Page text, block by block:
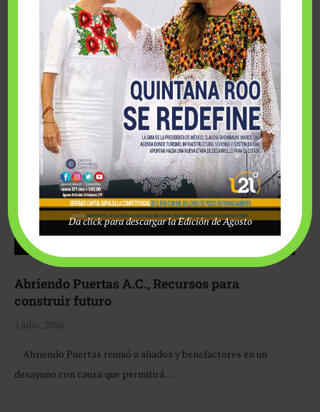
Fairmont Mayakoba y Make-A-Wish México unieron
esfuerzos para hacer realidad el deseo de una …
Abriendo Puertas A.C., Recursos para
construir futuro
1 julio, 2026
Abriendo Puertas reunió a aliados y benefactores en un
desayuno con causa que permitirá …
Da click para descargar la Edición de Agosto